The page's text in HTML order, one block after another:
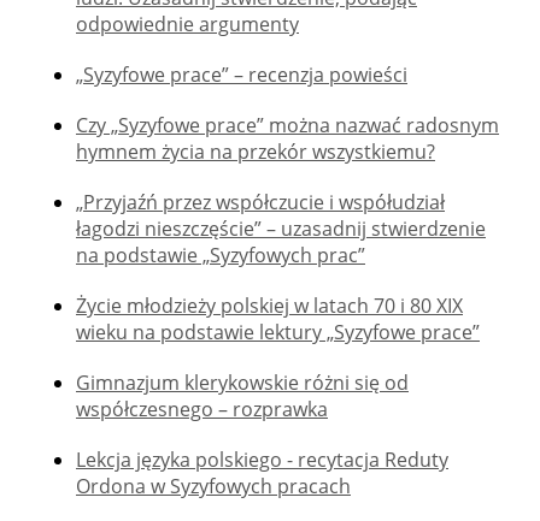
odpowiednie argumenty
„Syzyfowe prace” – recenzja powieści
Czy „Syzyfowe prace” można nazwać radosnym
hymnem życia na przekór wszystkiemu?
„Przyjaźń przez współczucie i współudział
łagodzi nieszczęście” – uzasadnij stwierdzenie
na podstawie „Syzyfowych prac”
Życie młodzieży polskiej w latach 70 i 80 XIX
wieku na podstawie lektury „Syzyfowe prace”
Gimnazjum klerykowskie różni się od
współczesnego – rozprawka
Lekcja języka polskiego - recytacja Reduty
Ordona w Syzyfowych pracach